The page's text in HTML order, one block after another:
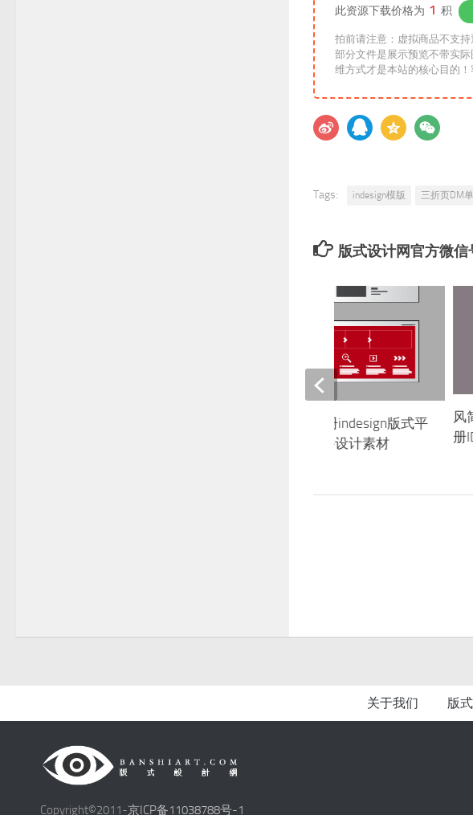
此资源下载价格为 1 积
拍前请注意：虚拟商品不支
部分文件是展示预览不带实
Tags: indesign模版 三折页DM
版式设计网官方微信
风
册
折页模版企业宣传册indesign版式平
面设计id格式源文件设计素材
关于我们 版
Copyright©2011-京ICP备11038788号-1